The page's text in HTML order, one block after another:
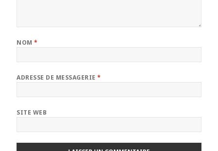
NOM*
ADRESSE DE MESSAGERIE*
SITE WEB